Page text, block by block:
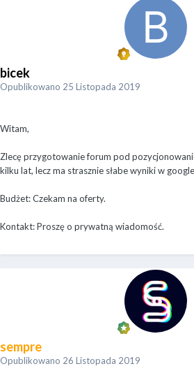
bicek
Opublikowano 25 Listopada 2019
Witam,
Zlecę przygotowanie forum pod
kilku lat, lecz ma strasznie słabe wyniki w
Budżet: Czekam na oferty.
Kontakt: Proszę o prywatną wiadomość.
sempre
Opublikowano 26 Listopada 2019